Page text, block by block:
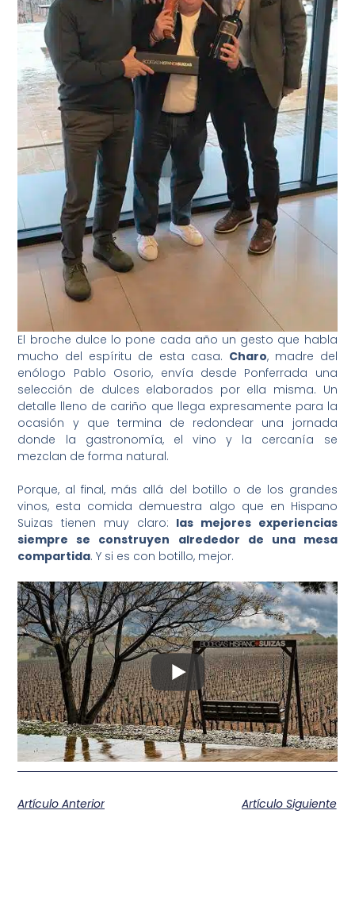
El broche dulce lo pone cada año un gesto que habla
mucho del espíritu de esta casa. Charo, madre del
enólogo Pablo Osorio, envía desde Ponferrada una
selección de dulces elaborados por ella misma. Un
detalle lleno de cariño que llega expresamente para la
ocasión y que termina de redondear una jornada
donde la gastronomía, el vino y la cercanía se
mezclan de forma natural.
Porque, al final, más allá del botillo o de los grandes
vinos, esta comida demuestra algo que en Hispano
Suizas tienen muy claro: las mejores experiencias
siempre se construyen alrededor de una mesa
compartida. Y si es con botillo, mejor.
Artículo Anterior Artículo Siguiente